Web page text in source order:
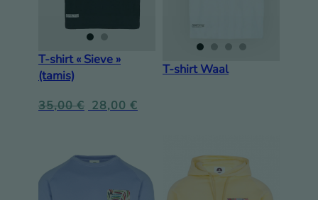
T-shirt « Sieve »
(tamis)
35,00€ 28,00 €
T-shirt Waal